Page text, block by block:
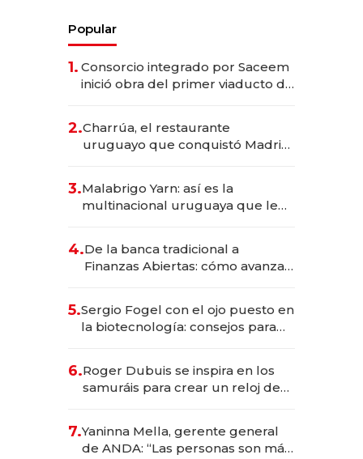
Popular
1. Consorcio integrado por Saceem
inició obra del primer viaducto de
millones
2.Charrúa, el restaurante
uruguayo que conquistó Madrid:
anticipación y prepara apertura
3.Malabrigo Yarn: así es la
multinacional uruguaya que le
4.De la banca tradicional a
Finanzas Abiertas: cómo avanza
5.Sergio Fogel con el ojo puesto en
la biotecnología: consejos para
6.Roger Dubuis se inspira en los
samuráis para crear un reloj de
7.Yaninna Mella, gerente general
de ANDA: “Las personas son más